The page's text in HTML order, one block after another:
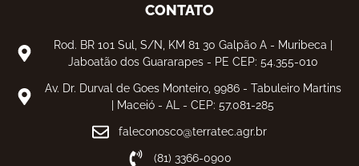
CONTATO
Rod. BR 101 Sul, S/N, KM 81 30 Galpão A - Muribeca |
Jaboatão dos Guararapes - PE CEP: 54.355-010
Av. Dr. Durval de Goes Monteiro, 9986 - Tabuleiro Martins
| Maceió - AL - CEP: 57.081-285
faleconosco@terratec.agr.br
(81) 3366-0900